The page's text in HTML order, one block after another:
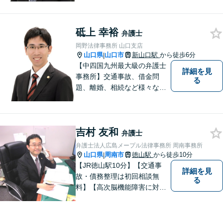
い！
砥上 幸裕 弁護士
岡野法律事務所 山口支店
山口県|山口市 新山口駅 から徒歩6分
【中四国九州最大級の弁護士
事務所】交通事故、借金問
題、離婚、相続など様々な問
い！
詳細を見
る
吉村 友和 弁護士
弁護士法人広島メープル法律事務所 周南事務所
山口県|周南市 徳山駅 から徒歩10分
【JR徳山駅10分】【交通事
故・債務整理は初回相談無
料】【高次脳機能障害に対応
詳細を見
る